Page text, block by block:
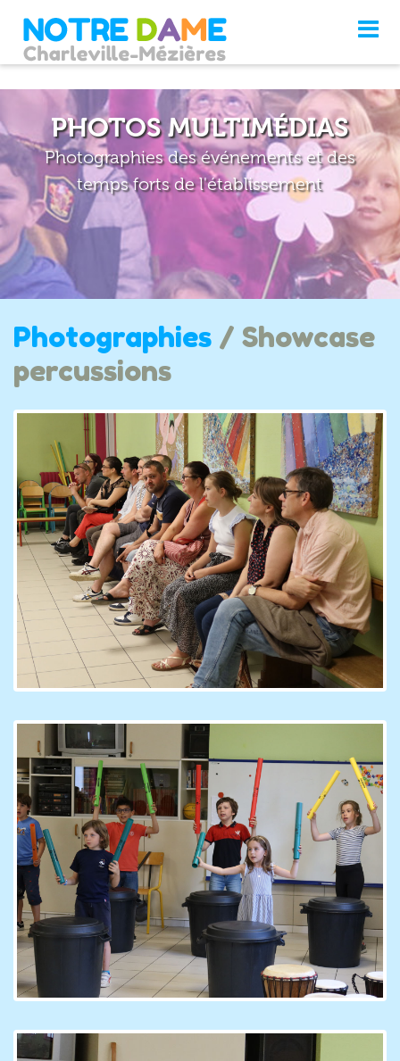
PHOTOS MULTIMÉDIAS
Photographies des événements et des
temps forts de l'établissement
Photographies / Showcase
percussions